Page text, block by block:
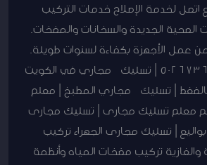
اتصل لخدمة الإصلاح خدمات التركيب
الصحية الجديدة والسخانات والمضخات.
عمل الأجهزة بكفاءة لسنوات طويلة.
تسليك مجارى | 50267365 | تسليك مجاري في الكويت
| تسليك مجاري المطبخ | معلم
معلم تسليك مجارى | تسليك مجارى
| تسليك مجارى الجهراء تركيب
والغازية تركيب مضخات المياه وأنظمة